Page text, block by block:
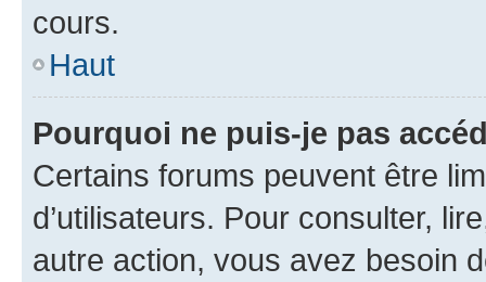
cours.
Haut
Pourquoi ne puis-je pas
Certains forums peuvent être
d’utilisateurs. Pour consulter,
autre action, vous avez besoin